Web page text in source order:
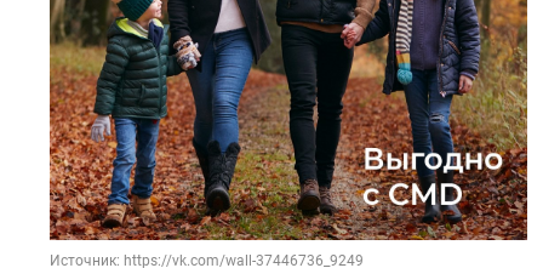
Источник: https://vk.com/wall-37446736_9249